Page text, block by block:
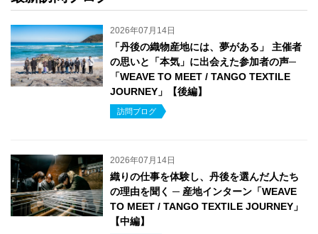
2026年07月14日
「丹後の織物産地には、夢がある」 主催者
の思いと「本気」に出会えた参加者の声─
「WEAVE TO MEET / TANGO TEXTILE
JOURNEY」【後編】
訪問ブログ
2026年07月14日
織りの仕事を体験し、丹後を選んだ人たち
の理由を聞く ─ 産地インターン「WEAVE
TO MEET / TANGO TEXTILE JOURNEY」
【中編】